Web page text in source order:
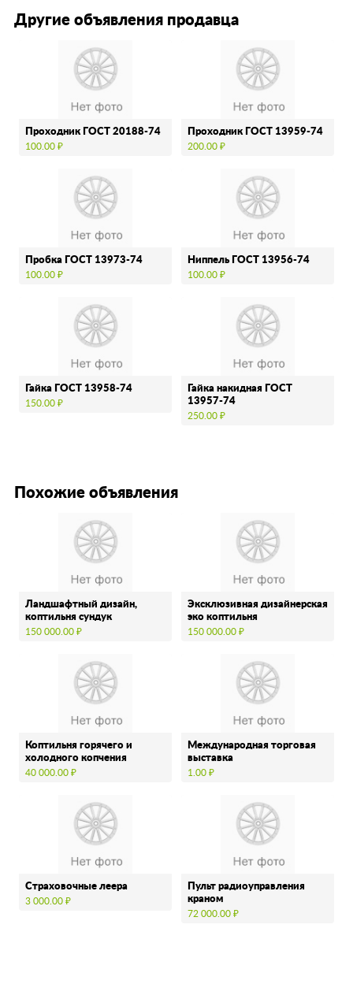
Другие объявления продавца
Проходник ГОСТ 20188-74
100.00 ₽
Проходник ГОСТ 13959-74
200.00 ₽
Пробка ГОСТ 13973-74
100.00 ₽
Ниппель ГОСТ 13956-74
100.00 ₽
Гайка ГОСТ 13958-74
150.00 ₽
Гайка накидная ГОСТ
13957-74
250.00 ₽
Похожие объявления
Ландшафтный дизайн,
коптильня сундук
150 000.00 ₽
Эксклюзивная дизайнерская
эко коптильня
150 000.00 ₽
Коптильня горячего и
холодного копчения
40 000.00 ₽
Международная торговая
выставка
1.00 ₽
Страховочные леера
3 000.00 ₽
Пульт радиоуправления
краном
72 000.00 ₽